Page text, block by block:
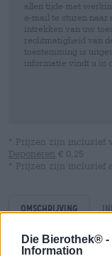
Die Bierothek® -
Information
allen tijde met
e-mail te sturen naar
intrekken van uw
rechtmatigheid van
toestemming is
informatie vindt u in
* Prijzen zijn inclusief
Deponeren € 0,25
* Prijzen zijn inclusief
Omschrijving